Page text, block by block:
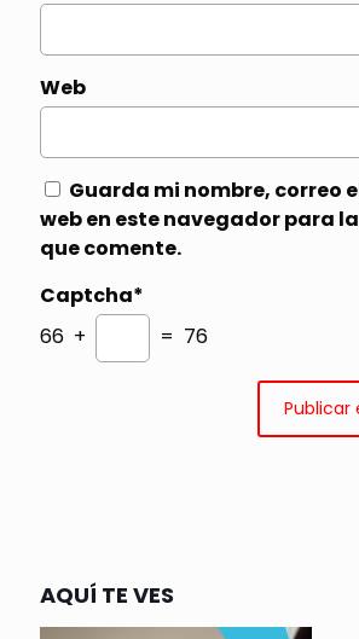
Web
Guarda mi nombre, correo
web en este navegador para
que comente.
Captcha*
66 +
= 76
AQUÍ TE VES